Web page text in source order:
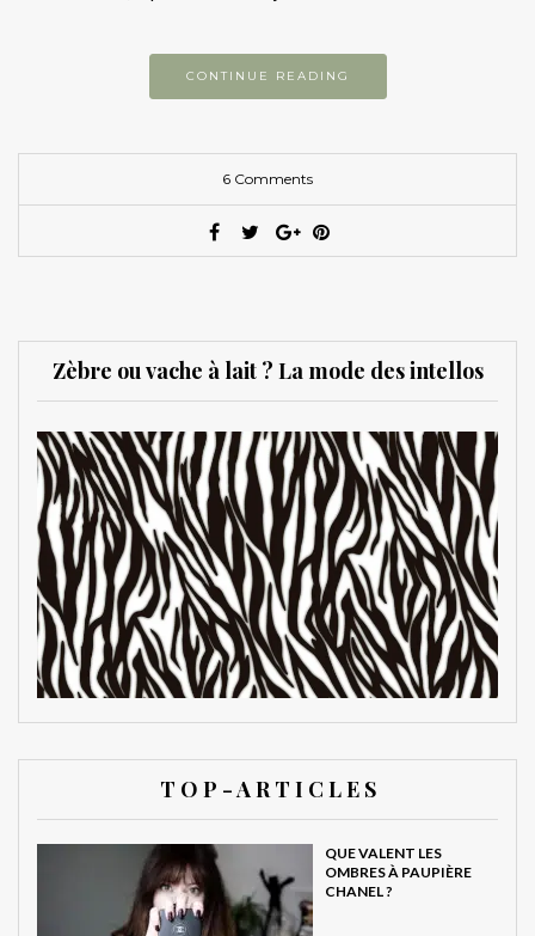
CONTINUE READING
6 Comments
Zèbre ou vache à lait ? La mode des intellos
T O P - A R T I C L E S
QUE VALENT LES
OMBRES À PAUPIÈRE
CHANEL ?